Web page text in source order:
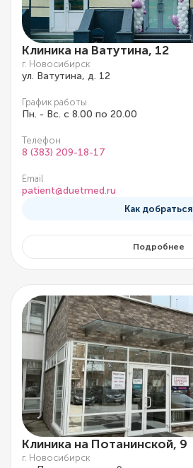
Клиника на Ватутина, 12
г. Новосибирск
ул. Ватутина, д. 12
График работы
Пн. - Вс. с 8.00 по 20.00
Телефон
8 (383) 209-18-17
Email
patient@duetmed.ru
Как добраться
Подробнее
Клиника на Потанинской, 9
г. Новосибирск